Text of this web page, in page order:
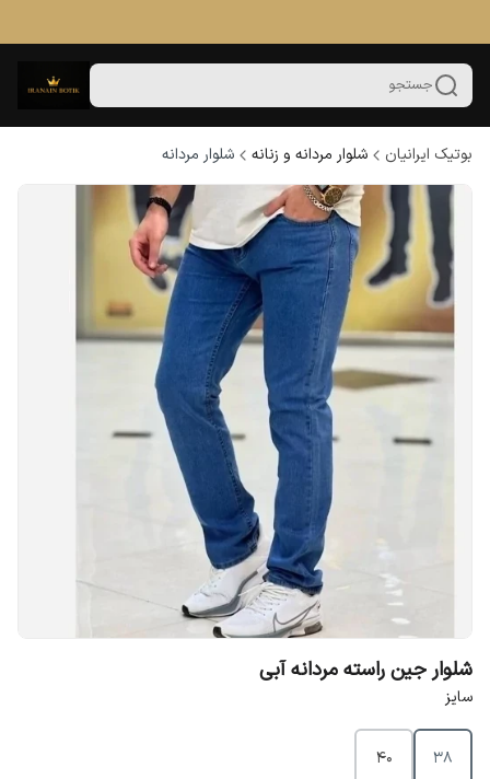
جستجو
بوتیک ایرانیان شلوار مردانه و زنانه شلوار مردانه
شلوار جین راسته مردانه آبی
سایز
38
40